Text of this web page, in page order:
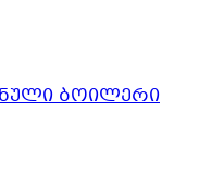
ბოილერი